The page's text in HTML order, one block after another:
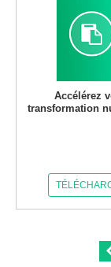
Accélérez
transformation